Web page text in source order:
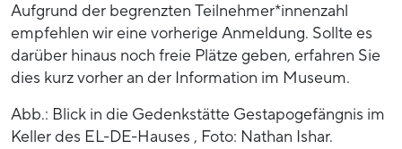
Aufgrund der begrenzten Teilnehmer*innenzahl
empfehlen wir eine vorherige Anmeldung. Sollte es
darüber hinaus noch freie Plätze geben, erfahren Sie
dies kurz vorher an der Information im Museum.
Abb.: Blick in die Gedenkstätte Gestapogefängnis im
Keller des EL-DE-Hauses , Foto: Nathan Ishar.